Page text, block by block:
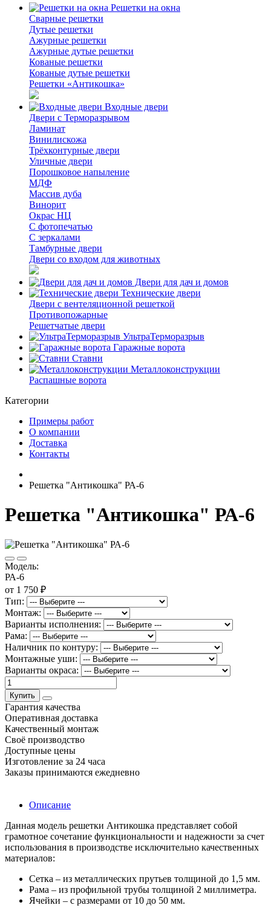
Решетки на окна
Сварные решетки
Дутые решетки
Ажурные решетки
Ажурные дутые решетки
Кованые решетки
Кованые дутые решетки
Решетки «Антикошка»
Входные двери
Двери с Терморазрывом
Ламинат
Винилискожа
Трёхконтурные двери
Уличные двери
Порошковое напыление
МДФ
Массив дуба
Винорит
Окрас НЦ
С фотопечатью
С зеркалами
Тамбурные двери
Двери со входом для животных
Двери для дач и домов
Технические двери
Двери с вентеляционной решеткой
Противопожарные
Решетчатые двери
УльтраТерморазрыв
Гаражные ворота
Ставни
Металлоконструкции
Распашные ворота
Категории
Примеры работ
О компании
Доставка
Контакты
Решетка "Антикошка" РА-6
Решетка "Антикошка" РА-6
Модель:
РА-6
от 1 750 ₽
Тип:
Монтаж:
Варианты исполнения:
Рама:
Наличник по контуру:
Монтажные уши:
Варианты окраса:
Купить
Гарантия качества
Оперативная доставка
Качественный монтаж
Своё производство
Доступные цены
Изготовление за 24 часа
Заказы принимаются ежедневно
Описание
Данная модель решетки Антикошка представляет собой
грамотное сочетание функциональности и надежности за счет
использования в производстве исключительно качественных
материалов:
Сетка – из металлических прутьев толщиной до 1,5 мм.
Рама – из профильной трубы толщиной 2 миллиметра.
Ячейки – с размерами от 10 до 50 мм.